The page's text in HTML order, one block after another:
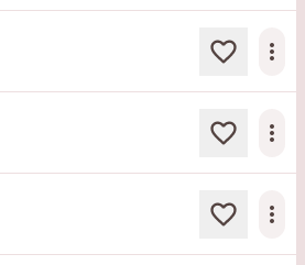
more_horiz
more_horiz
more_horiz